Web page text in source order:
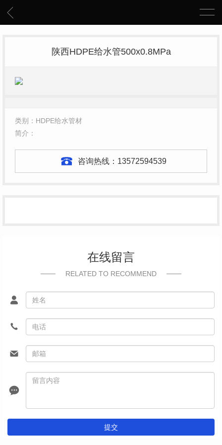
陕西HDPE给水管500x0.8MPa
类别：HDPE给水管材
简介：
咨询热线： 13572594539
在线留言
RELATED TO RECOMMEND
提交